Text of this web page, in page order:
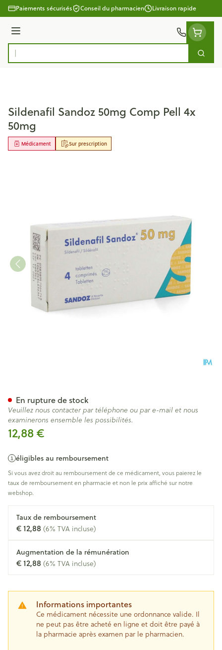
Aller au contenu
Paiements sécurisés Conseil du pharmacien Livraison rapide
Menu
Rechercher
Sildenafil Sandoz 50mg Comp Pell 4x
50mg
Sur prescription
Médicament
12,88 €
éligibles au remboursement
Si vous avez droit au remboursement de ce médicament, vous paierez le
taux de remboursement en pharmacie et non le prix affiché sur notre
webshop.
Taux de remboursement
€ 12,88 (6% TVA incluse)
Augmentation de la rémunération
€ 12,88 (6% TVA incluse)
Informations importantes
Ce médicament nécessite une ordonnance valide. Il
ne peut pas être acheté en ligne et doit être payé à
la pharmacie après examen par le pharmacien.
En rupture de stock
Veuillez nous contacter par téléphone ou par e-mail et nous
examinerons ensemble les possibilités.